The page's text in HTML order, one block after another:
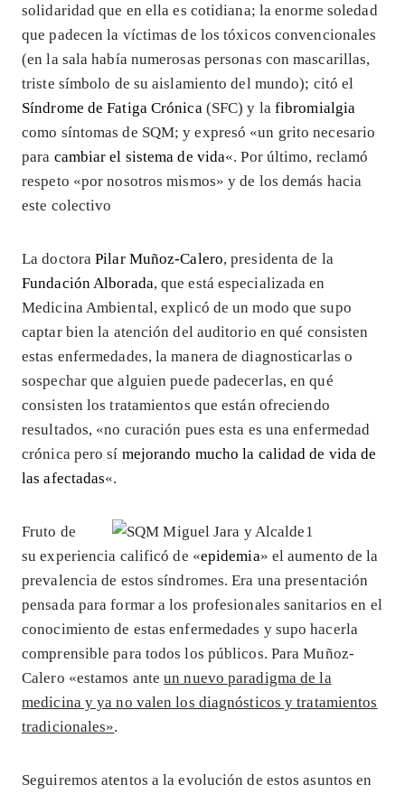
solidaridad que en ella es cotidiana; la enorme soledad
que padecen la víctimas de los tóxicos convencionales
(en la sala había numerosas personas con mascarillas,
triste símbolo de su aislamiento del mundo); citó el
Síndrome de Fatiga Crónica (SFC) y la fibromialgia
como síntomas de SQM; y expresó «un grito necesario
para cambiar el sistema de vida«. Por último, reclamó
respeto «por nosotros mismos» y de los demás hacia
este colectivo
La doctora Pilar Muñoz-Calero, presidenta de la
Fundación Alborada, que está especializada en
Medicina Ambiental, explicó de un modo que supo
captar bien la atención del auditorio en qué consisten
estas enfermedades, la manera de diagnosticarlas o
sospechar que alguien puede padecerlas, en qué
consisten los tratamientos que están ofreciendo
resultados, «no curación pues esta es una enfermedad
crónica pero sí mejorando mucho la calidad de vida de
las afectadas«.
Fruto de
su experiencia calificó de «epidemia» el aumento de la
prevalencia de estos síndromes. Era una presentación
pensada para formar a los profesionales sanitarios en el
conocimiento de estas enfermedades y supo hacerla
comprensible para todos los públicos. Para Muñoz-
Calero «estamos anteun nuevo paradigma de la
medicina y ya no valen los diagnósticos y tratamientos
tradicionales».
Seguiremos atentos a la evolución de estos asuntos en